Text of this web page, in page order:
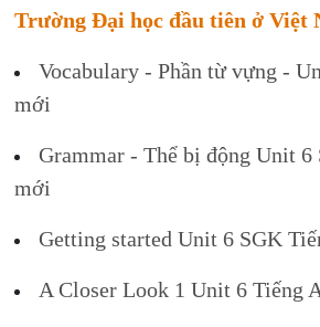
Trường Đại học đầu tiên ở Việt
Vocabulary - Phần từ vựng -
mới
Grammar - Thể bị động Unit 6
mới
Getting started Unit 6 SGK
A Closer Look 1 Unit 6 Tiếng